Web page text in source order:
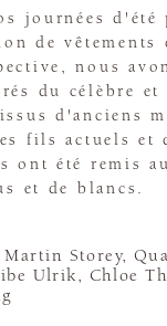
journées d'été
de vêtements
nous
du célèbre
d'anciens
fils actuels et
ont été remis
et de blancs.
Martin Storey,
Ulrik, Chloe